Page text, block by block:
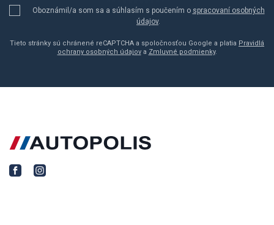
Oboznámil/a som sa a súhlasím s poučením o spracovaní osobných
údajov.
Tieto stránky sú chránené reCAPTCHA a spoločnosťou Google a platia Pravidlá
ochrany osobných údajova Zmluvné podmienky.